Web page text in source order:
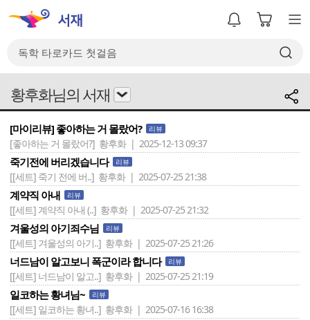
황후화님의 서재
[마이리뷰] 좋아하는 거 몰랐어? 리뷰
[좋아하는 거 몰랐어?] 황후화 | 2025-12-13 09:37
죽기전에 버리겠습니다 리뷰
[[세트] 죽기 전에 버..] 황후화 | 2025-07-25 21:38
계약직 아내 리뷰
[[세트] 계약직 아내 (..] 황후화 | 2025-07-25 21:32
겨울성의 아기죄수님 리뷰
[[세트] 겨울성의 아기..] 황후화 | 2025-07-25 21:26
너드남이 알고보니 폭군이라 합니다 리뷰
[[세트] 너드남이 알고..] 황후화 | 2025-07-25 21:19
일코하는 황녀님~ 리뷰
[[세트] 일코하는 황녀..] 황후화 | 2025-07-16 16:38